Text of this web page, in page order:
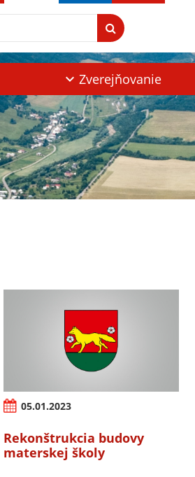
Zverejňovanie
05.01.2023
Rekonštrukcia budovy
materskej školy